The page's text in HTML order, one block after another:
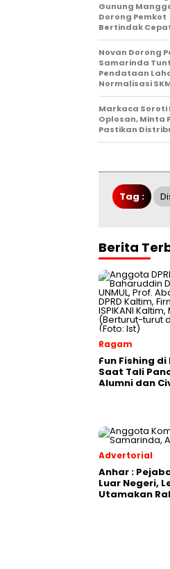
Gunung
Dorong Pemkot
Bertindak
Novan Dorong
Samarinda
Pendataan
Normalisasi
Markaca Soroti
Oplosan, Minta
Pastikan
Tag :
Berita
Ragam
Fun Fishing
Saat Tali
Alumni dan
Advertorial
Anhar :
Luar Negeri,
Utamakan